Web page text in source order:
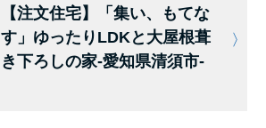
【注文住宅】「集い、もてな
す」ゆったりLDKと大屋根葺
き下ろしの家-愛知県清須市-